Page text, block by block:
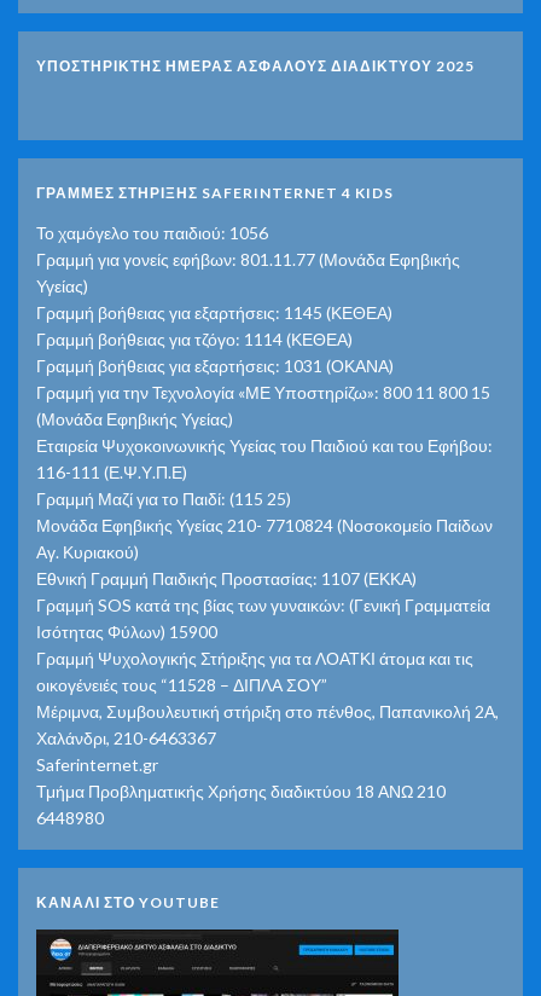
ΥΠΟΣΤΗΡΙΚΤΗΣ ΗΜΕΡΑΣ ΑΣΦΑΛΟΥΣ ΔΙΑΔΙΚΤΥΟΥ 2025
ΓΡΑΜΜΕΣ ΣΤΗΡΙΞΗΣ SAFERINTERNET 4 KIDS
Το χαμόγελο του παιδιού: 1056
Γραμμή για γονείς εφήβων: 801.11.77 (Μονάδα Εφηβικής
Υγείας)
Γραμμή βοήθειας για εξαρτήσεις: 1145 (ΚΕΘΕΑ)
Γραμμή βοήθειας για τζόγο: 1114 (ΚΕΘΕΑ)
Γραμμή βοήθειας για εξαρτήσεις: 1031 (ΟΚΑΝΑ)
Γραμμή για την Τεχνολογία «ΜΕ Υποστηρίζω»: 800 11 800 15
(Μονάδα Εφηβικής Υγείας)
Εταιρεία Ψυχοκοινωνικής Υγείας του Παιδιού και του Εφήβου:
116-111 (Ε.Ψ.Υ.Π.Ε)
Γραμμή Μαζί για το Παιδί: (115 25)
Μονάδα Εφηβικής Υγείας 210- 7710824 (Νοσοκομείο Παίδων
Αγ. Κυριακού)
Εθνική Γραμμή Παιδικής Προστασίας: 1107 (ΕΚΚΑ)
Γραμμή SOS κατά της βίας των γυναικών: (Γενική Γραμματεία
Ισότητας Φύλων) 15900
Γραμμή Ψυχολογικής Στήριξης για τα ΛΟΑΤΚΙ άτομα και τις
οικογένειές τους “11528 – ΔΙΠΛΑ ΣΟΥ”
Μέριμνα, Συμβουλευτική στήριξη στο πένθος, Παπανικολή 2Α,
Χαλάνδρι, 210-6463367
Saferinternet.gr
Τμήμα Προβληματικής Χρήσης διαδικτύου 18 ΑΝΩ 210
6448980
ΚΑΝΑΛΙ ΣΤΟ YOUTUBE